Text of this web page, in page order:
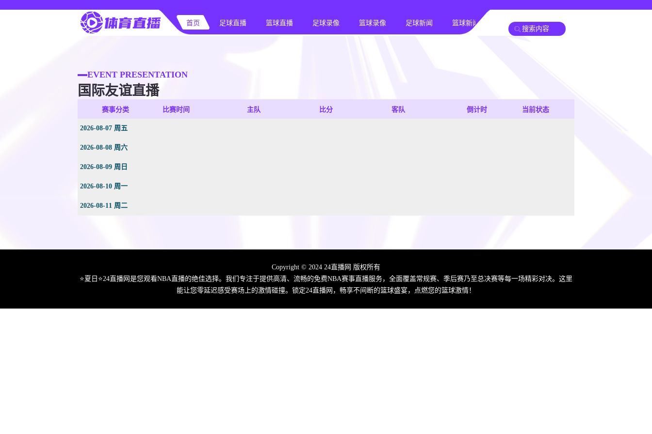
首页 足球直播 篮球直播 足球录像 篮球录像 足球新闻 篮球新闻
EVENT PRESENTATION
国际友谊直播
赛事分类 比赛时间 主队 比分 客队 倒计时 当前状态
2026-08-07 周五
2026-08-08 周六
2026-08-09 周日
2026-08-10 周一
2026-08-11 周二
Copyright © 2024 24直播网 版权所有
⭐️夏日⭐24直播网是您观看NBA直播的绝佳选择。我们专注于提供高清、流畅的免费NBA赛事直播服务，全面覆盖常规赛、季后赛乃至总决赛等每一场精彩对决。这里
能让您零延迟感受赛场上的激情碰撞。锁定24直播网，畅享不间断的篮球盛宴，点燃您的篮球激情！